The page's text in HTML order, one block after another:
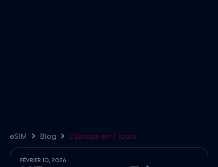
eSIM Blog L’Europe en 7 jours
FÉVRIER 10, 2026